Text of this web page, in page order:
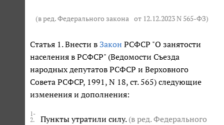
(в ред. Федерального закона от 12.12.2023 N 565-ФЗ)
Статья 1. Внести в Закон РСФСР "О занятости
населения в РСФСР" (Ведомости Съезда
народных депутатов РСФСР и Верховного
Совета РСФСР, 1991, N 18, ст. 565) следующие
изменения и дополнения:
1-
2.
Пункты утратили силу. (в ред. Федерального